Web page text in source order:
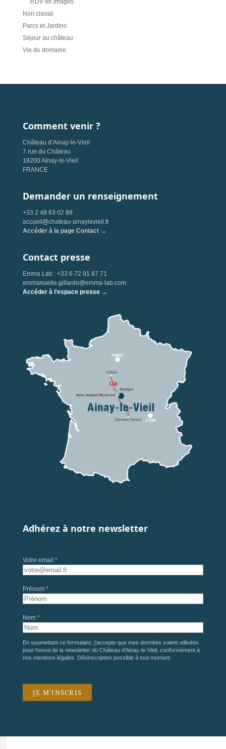
RDV en images
Non classé
Parcs et Jardins
Séjour au château
Vie du domaine
Comment venir ?
Château d’Ainay-le-Vieil
7 rue du Château
18200 Ainay-le-Vieil
FRANCE
Demander un renseignement
+33 2 48 63 02 88
accueil@chateau-ainaylevieil.fr
Accéder à la page Contact →
Contact presse
Emma Lab : +33 6 72 91 87 71
emmanuelle.gillardo@emma-lab.com
Accéder à l’espace presse →
Adhérez à notre newsletter
Votre email *
Prénom *
Nom *
En soumettant ce formulaire, j'accepte que mes données soient utilisées
pour l'envoi de la newsletter du Château d'Ainay-le-Vieil, conformément à
nos mentions légales . Désinscription possible à tout moment.